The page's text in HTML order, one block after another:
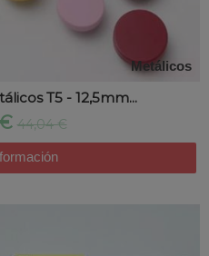
Metálicos
T5 - 12,5mm...
44,04 €